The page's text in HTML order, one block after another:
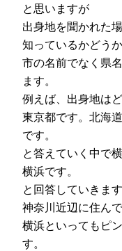
と思いますが
出身地を聞かれた
知っているかどう
市の名前でなく県
ます。
例えば、出身地は
東京都です。北海
です。
と答えていく中で
横浜です。
と回答していきます
神奈川近辺に住ん
横浜といってもピ
す。